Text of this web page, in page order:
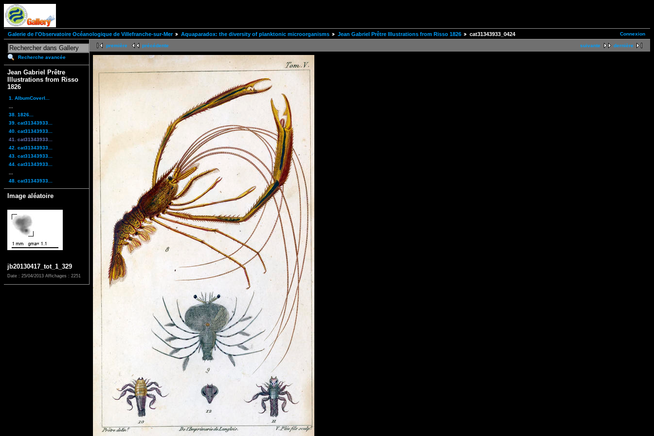
Connexion
Galerie de l'Observatoire Océanologique de Villefranche-sur-Mer Aquaparadox: the diversity of planktonic microorganisms Jean Gabriel Prêtre Illustrations from Risso 1826 cat31343933_0424
Recherche avancée
Jean Gabriel Prêtre
Illustrations from Risso
1826
1. AlbumCoverI...
38. 1826...
39. cat31343933...
40. cat31343933...
41. cat31343933...
42. cat31343933...
43. cat31343933...
44. cat31343933...
48. cat31343933...
Image aléatoire
jb20130417_tot_1_329
Date : 25/04/2013 Affichages : 2251
suivante dernière
première précédente